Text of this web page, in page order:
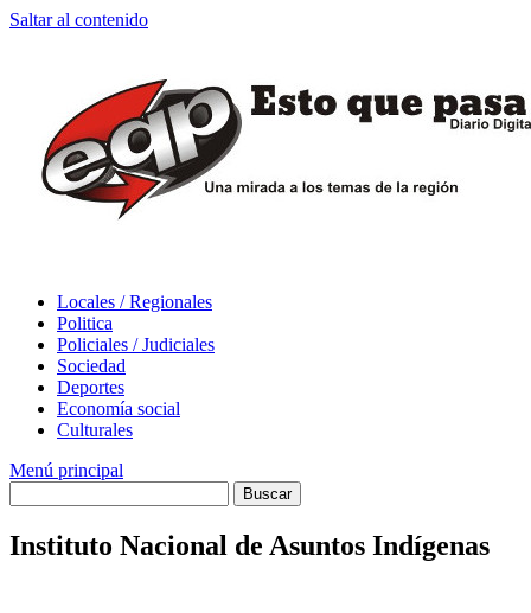
Saltar al contenido
Locales / Regionales
Politica
Policiales / Judiciales
Sociedad
Deportes
Economía social
Culturales
Menú principal
Instituto Nacional de Asuntos Indígenas